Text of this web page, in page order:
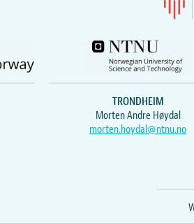
TRONDHEIM
Morten Andre Høydal
morten.hoydal@ntnu.no